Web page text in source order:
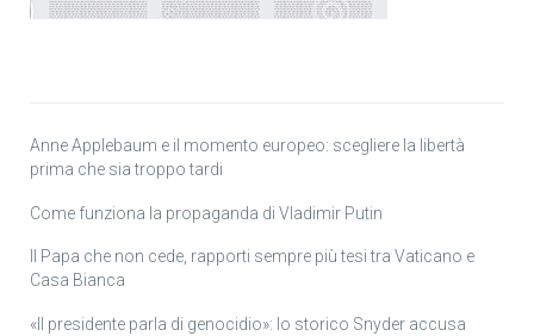
Anne Applebaum e il momento europeo: scegliere la libertà
prima che sia troppo tardi
Come funziona la propaganda di Vladimir Putin
Il Papa che non cede, rapporti sempre più tesi tra Vaticano e
Casa Bianca
«Il presidente parla di genocidio»: lo storico Snyder accusa